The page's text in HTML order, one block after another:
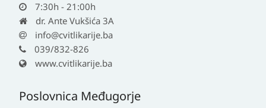
7:30h - 21:00h
dr. Ante Vukšića 3A
info@cvitlikarije.ba
039/832-826
www.cvitlikarije.ba
Poslovnica Međugorje